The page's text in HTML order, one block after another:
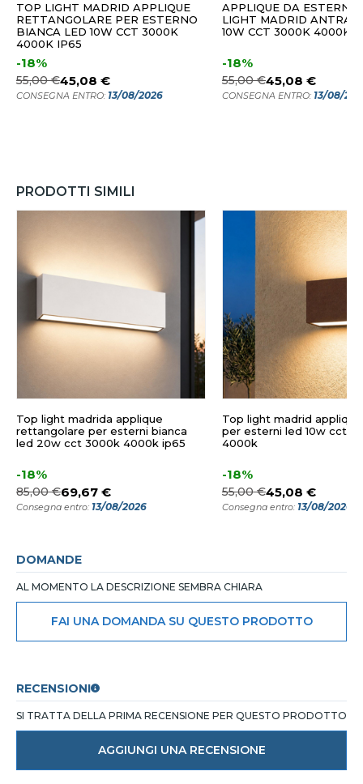
TOP LIGHT MADRID APPLIQUE
RETTANGOLARE PER ESTERNO
BIANCA LED 10W CCT 3000K
4000K IP65
-18%
55,00 €45,08 €
CONSEGNA ENTRO: 13/08/2026
APPLIQUE DA ESTERNO
LIGHT MADRID
10W CCT 3000K 4000K
-18%
55,00 €45,08 €
CONSEGNA ENTRO: 13/08/
PRODOTTI SIMILI
Top light madrida applique
rettangolare per esterni bianca
led 20w cct 3000k 4000k ip65
-18%
85,00 €69,67 €
Consegna entro: 13/08/2026
Top light madrid
per esterni led 10w cct
4000k
-18%
55,00 €45,08 €
Consegna entro: 13/08/2026
DOMANDE
AL MOMENTO LA DESCRIZIONE SEMBRA CHIARA
FAI UNA DOMANDA SU QUESTO PRODOTTO
RECENSIONI
SI TRATTA DELLA PRIMA RECENSIONE PER QUESTO PRODOTTO
AGGIUNGI UNA RECENSIONE